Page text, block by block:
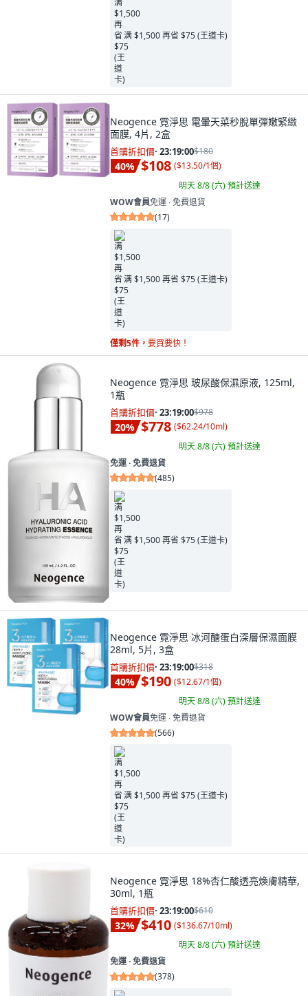
满 $1,500 再省 $75 (王道卡)
Neogence 霓淨思 電暈天菜秒脫單彈嫩緊緻
面膜, 4片, 2盒
首購折扣價· 23:18:58$180
40% $108 ($13.50/1個)
明天 8/8 (六)預計送達
WOW會員免運 ∙ 免費退貨
(17)
满 $1,500 再省 $75 (王道卡)
僅剩5件， 要買要快！
Neogence 霓淨思 玻尿酸保濕原液, 125ml,
1瓶
首購折扣價· 23:18:58$978
20% $778 ($62.24/10ml)
明天 8/8 (六)預計送達
免運 ∙ 免費退貨
(485)
满 $1,500 再省 $75 (王道卡)
Neogence 霓淨思 冰河醣蛋白深層保濕面膜
28ml, 5片, 3盒
首購折扣價· 23:18:58$318
40% $190 ($12.67/1個)
明天 8/8 (六)預計送達
WOW會員免運 ∙ 免費退貨
(566)
满 $1,500 再省 $75 (王道卡)
Neogence 霓淨思 18%杏仁酸透亮煥膚精華,
30ml, 1瓶
首購折扣價· 23:18:58$610
32% $410 ($136.67/10ml)
明天 8/8 (六)預計送達
免運 ∙ 免費退貨
(378)